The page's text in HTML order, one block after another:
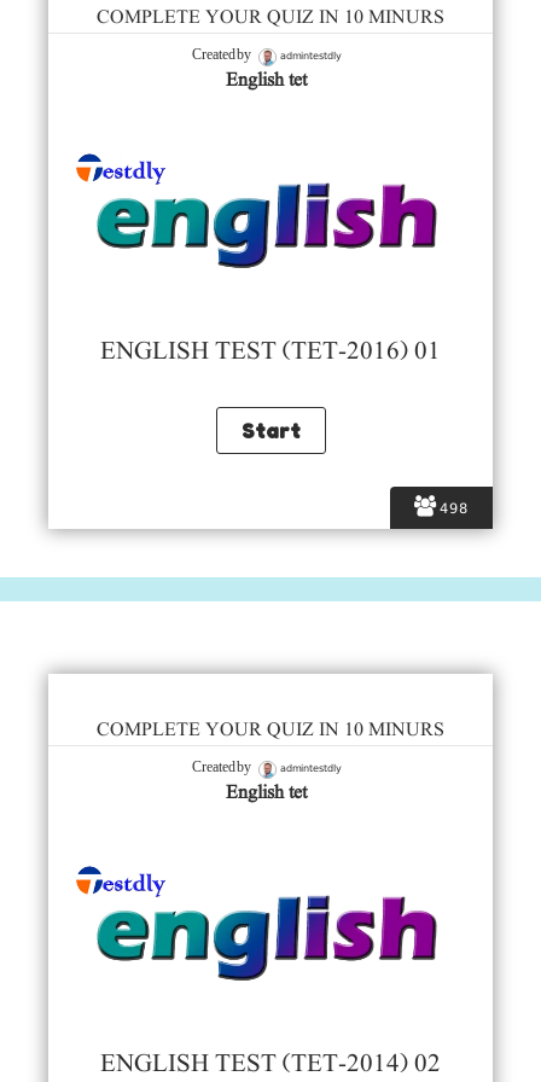
498
COMPLETE YOUR QUIZ IN 10 MINURS
Created by admintestdly
English tet
ENGLISH TEST (TET-2016) 01
COMPLETE YOUR QUIZ IN 10 MINURS
Created by admintestdly
English tet
ENGLISH TEST (TET-2014) 02